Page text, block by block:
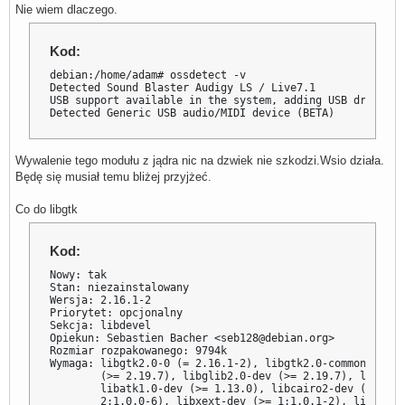
Nie wiem dlaczego.
Kod:
debian:/home/adam# ossdetect -v
Detected Sound Blaster Audigy LS / Live7.1
USB support available in the system, adding USB driver
Detected Generic USB audio/MIDI device (BETA)
Wywalenie tego modułu z jądra nic na dzwiek nie szkodzi.Wsio działa.
Będę się musiał temu bliżej przyjżeć.
Co do libgtk
Kod:
Nowy: tak
Stan: niezainstalowany
Wersja: 2.16.1-2
Priorytet: opcjonalny
Sekcja: libdevel
Opiekun: Sebastien Bacher <seb128@debian.org>
Rozmiar rozpakowanego: 9794k
Wymaga: libgtk2.0-0 (= 2.16.1-2), libgtk2.0-common,
(>= 2.19.7), libglib2.0-dev (>= 2.19.7),
libatk1.0-dev (>= 1.13.0), libcairo2-dev (>=
2:1.0.0-6), libxext-dev (>= 1:1.0.1-2),